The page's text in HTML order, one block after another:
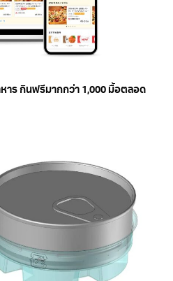
ร กินฟรีมากกว่า 1,000 มื้อตลอด